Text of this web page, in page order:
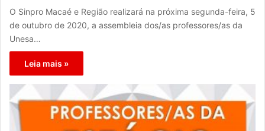
O Sinpro Macaé e Região realizará na próxima segunda-feira, 5
de outubro de 2020, a assembleia dos/as professores/as da
Unesa…
Leia mais »